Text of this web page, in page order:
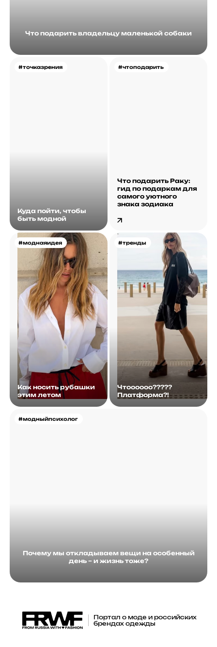
Что подарить владельцу маленькой собаки
#точказрения
Куда пойти, чтобы
быть модной
#чтоподарить
Что подарить Раку:
гид по подаркам для
самого уютного
знака зодиака
#моднаяидея
Как носить рубашки
этим летом
#тренды
Чтоооооо?????
Платформа?!
#модныйпсихолог
Почему мы откладываем вещи на особенный
день – и жизнь тоже?
Портал о моде и российских
брендах одежды